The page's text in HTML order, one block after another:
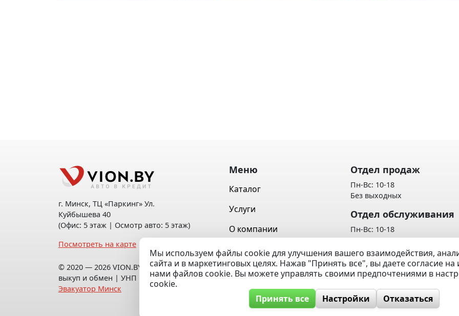
г. Минск, ТЦ «Паркинг» Ул.
Куйбышева 40
(Офис: 5 этаж | Осмотр авто: 5 этаж)
Посмотреть на карте
© 2020 — 2026 VION.BY — Продажа,
выкуп и обмен | УНП 192961100 |
Эвакуатор Минск
Меню
Каталог
Услуги
О компании
Контакты
Вопрос / Ответ
Отдел продаж
Пн-Вс: 10-18
Без выходных
Отдел обслуживания
Пн-Вс: 10-18
Без выходных
Политика обработки
данных
Мы используем файлы cookie для улучшения вашего взаимодействия,
сайта и в маркетинговых целях. Нажав "Принять все", вы даете согласие
нами файлов cookie. Вы можете управлять своими предпочтениями в
cookie.
Принять все
Настройки Отказаться